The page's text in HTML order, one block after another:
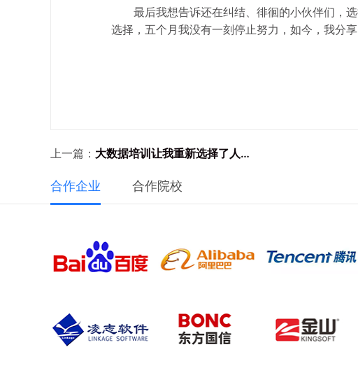
最后我想告诉还在纠结、徘徊的小伙伴们，
选择，五个月我没有一刻停止努力，如今，我分
上一篇： 大数据培训让我重新选择了人生的方向
合作企业 合作院校